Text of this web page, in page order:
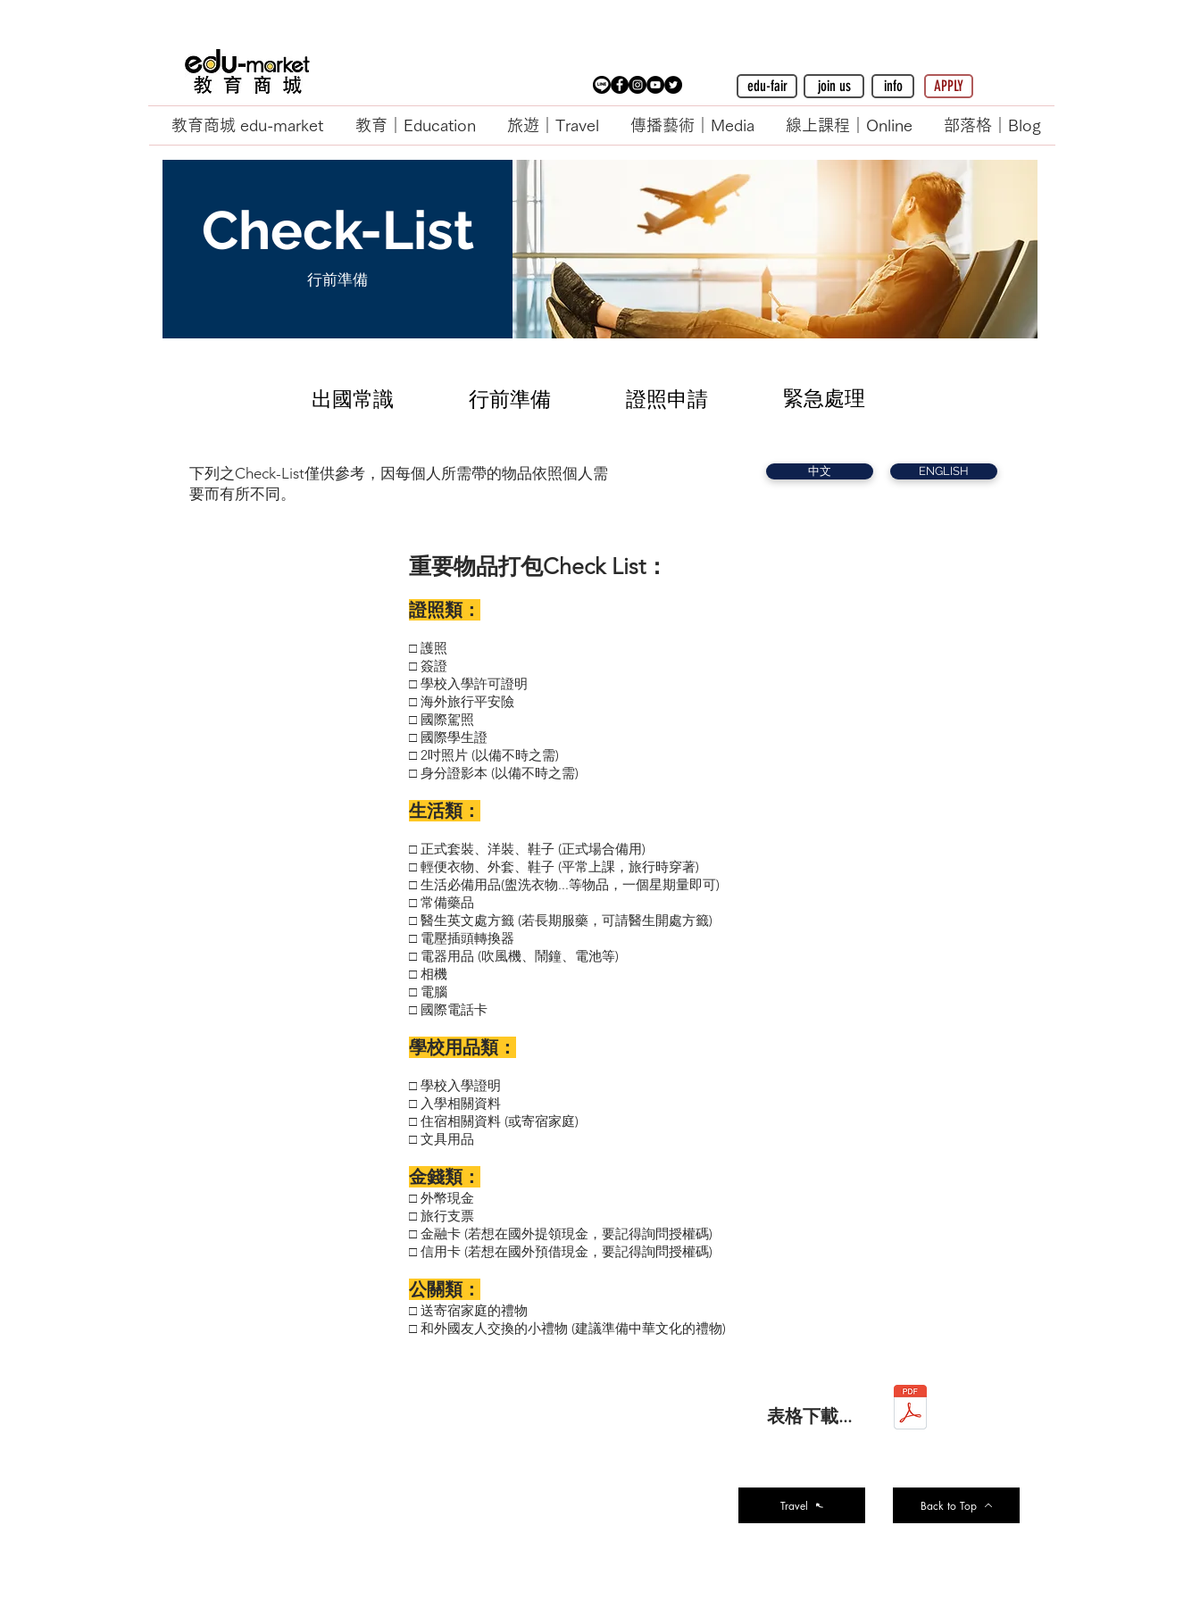
edu-fair join us info APPLY
教育商城 edu-market 教育｜Education 旅遊｜Travel 傳播藝術｜Media 線上課程｜Online 部落格｜Blog
Check-List
行前準備
出國常識 行前準備 證照申請 緊急處理
下列之Check-List僅供參考，因每個人所需帶的物品依照個人需
要而有所不同。
中文 ENGLISH
重要物品打包Check List：
證照類：
□ 護照
□ 簽證
□ 學校入學許可證明
□ 海外旅行平安險
□ 國際駕照
□ 國際學生證
□ 2吋照片 (以備不時之需)
□ 身分證影本 (以備不時之需)
生活類：
□ 正式套裝、洋裝、鞋子 (正式場合備用)
□ 輕便衣物、外套、鞋子 (平常上課，旅行時穿著)
□ 生活必備用品(盥洗衣物...等物品，一個星期量即可)
□ 常備藥品
□ 醫生英文處方籤 (若長期服藥，可請醫生開處方籤)
□ 電壓插頭轉換器
□ 電器用品 (吹風機、鬧鐘、電池等)
□ 相機
□ 電腦
□ 國際電話卡
學校用品類：
□ 學校入學證明
□ 入學相關資料
□ 住宿相關資料 (或寄宿家庭)
□ 文具用品
金錢類：
□ 外幣現金
□ 旅行支票
□ 金融卡 (若想在國外提領現金，要記得詢問授權碼)
□ 信用卡 (若想在國外預借現金，要記得詢問授權碼)
公關類：
□ 送寄宿家庭的禮物
□ 和外國友人交換的小禮物 (建議準備中華文化的禮物)
表格下載...
Travel Back to Top